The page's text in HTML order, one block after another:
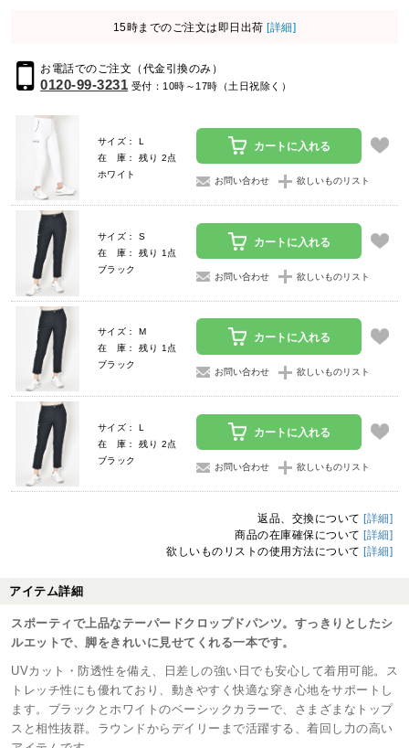
15時までのご注文は即日出荷 [詳細]
お電話でのご注文（代金引換のみ）
0120-99-3231 受付：10時～17時（土日祝除く）
サイズ： L
在 庫： 残り 2点
ホワイト
カートに入れる
お問い合わせ 欲しいものリスト
サイズ： S
在 庫： 残り 1点
ブラック
カートに入れる
お問い合わせ 欲しいものリスト
サイズ： M
在 庫： 残り 1点
ブラック
カートに入れる
お問い合わせ 欲しいものリスト
サイズ： L
在 庫： 残り 2点
ブラック
カートに入れる
お問い合わせ 欲しいものリスト
返品、交換について [詳細]
商品の在庫確保について [詳細]
欲しいものリストの使用方法について [詳細]
アイテム詳細
スポーティで上品なテーパードクロップドパンツ。すっきりとしたシ
ルエットで、脚をきれいに見せてくれる一本です。
UVカット・防透性を備え、日差しの強い日でも安心して着用可能。ス
トレッチ性にも優れており、動きやすく快適な穿き心地をサポートし
ます。ブラックとホワイトのベーシックカラーで、さまざまなトップ
スと相性抜群。ラウンドからデイリーまで活躍する、着回し力の高い